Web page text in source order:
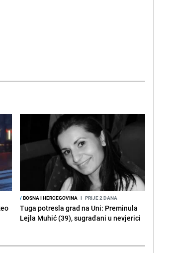
/BOSNA I HERCEGOVINA I PRIJE 2 DANA
Tuga potresla grad na Uni: Preminula
Lejla Muhić (39), sugrađani u nevjerici